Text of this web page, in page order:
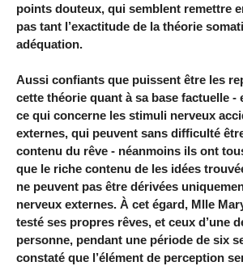
points douteux, qui semblent remettre
pas tant l’exactitude de la théorie
adéquation.
Aussi confiants que puissent être les
cette théorie quant à sa base factuelle -
ce qui concerne les stimuli nerveux
externes, qui peuvent sans difficulté
contenu du rêve - néanmoins ils ont
que le riche contenu de les idées
ne peuvent pas être dérivées
nerveux externes. À cet égard, Mlle
testé ses propres rêves, et ceux d’une
personne, pendant une période de six
constaté que l’élément de perception